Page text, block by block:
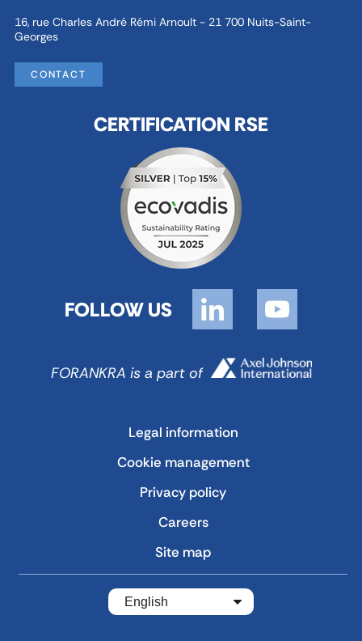
16, rue Charles André Rémi Arnoult - 21 700 Nuits-Saint-
Georges
CONTACT
CERTIFICATION RSE
FOLLOW US
FORANKRA is a part of
Legal information
Cookie management
Privacy policy
Careers
Site map
English